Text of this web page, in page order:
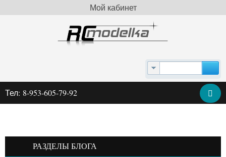
Мой кабинет
Тел: 8-953-605-79-92
РАЗДЕЛЫ БЛОГА